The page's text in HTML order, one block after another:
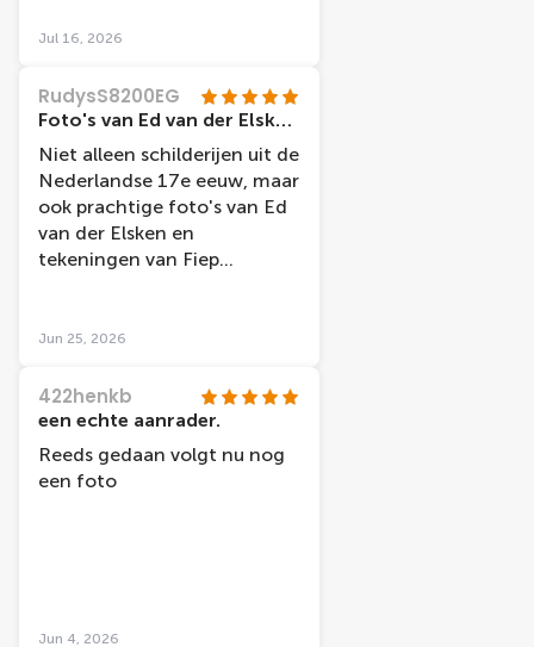
filmfragmenten. Nog tot en
Ticket geeft ook recht op
alle andere
tentoonstellingen in het
Rijksmuseum op dat
moment. Het was niet te
druk, we waren er op een
dinsdag in juli.
Jul 16, 2026
RudysS8200EG
Foto's van Ed van der Elsken en tekeningen van Fiep Westendorp
Niet alleen schilderijen uit de
Nederlandse 17e eeuw, maar
ook prachtige foto's van Ed
van der Elsken en
tekeningen van Fiep
Goede toelichting.
Jun 25, 2026
422henkb
een echte aanrader.
Reeds gedaan volgt nu nog
een foto
Jun 4, 2026